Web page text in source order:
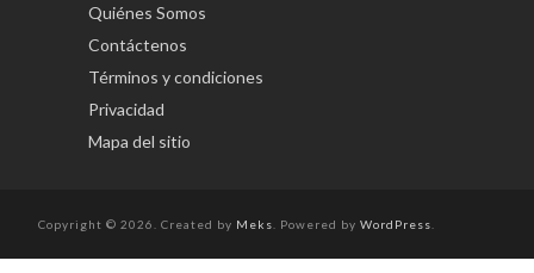
Quiénes Somos
Contáctenos
Términos y condiciones
Privacidad
Mapa del sitio
Copyright © 2026. Created by Meks . Powered by WordPress